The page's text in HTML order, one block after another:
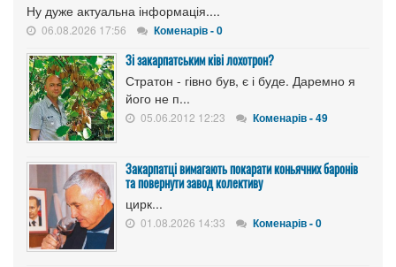
Ну дуже актуальна інформація....
06.08.2026 17:56 Коменарів - 0
Зі закарпатським ківі лохотрон?
Стратон - гівно був, є і буде. Даремно я
його не п...
05.06.2012 12:23 Коменарів - 49
Закарпатці вимагають покарати коньячних баронів
та повернути завод колективу
цирк...
01.08.2026 14:33 Коменарів - 0